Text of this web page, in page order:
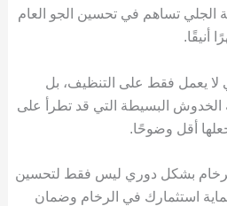
الجلي تساهم في تحسين الجو العام
أنيقًا.
لا يعمل فقط على التنظيف، بل
الخدوش البسيطة التي قد تطرأ على
أقل وضوحًا.
بشكل دوري ليس فقط لتحسين
استثمارك في الرخام وضمان